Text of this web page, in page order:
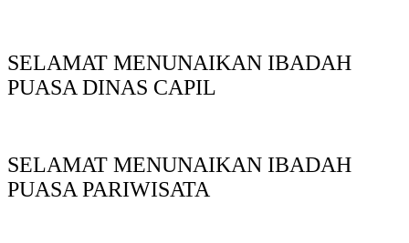
SELAMAT MENUNAIKAN IBADAH
PUASA DINAS CAPIL
SELAMAT MENUNAIKAN IBADAH
PUASA PARIWISATA